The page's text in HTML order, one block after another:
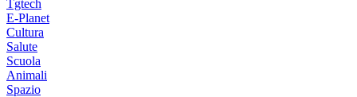
Tgtech
E-Planet
Cultura
Salute
Scuola
Animali
Spazio